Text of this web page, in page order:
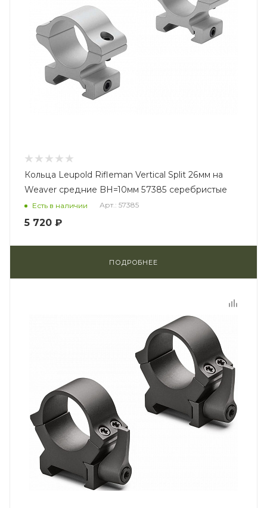
Кольца Leupold Rifleman Vertical Split 26мм на
Weaver средние BH=10мм 57385 серебристые
Есть в наличии Арт.: 57385
5 720 ₽
ПОДРОБНЕЕ